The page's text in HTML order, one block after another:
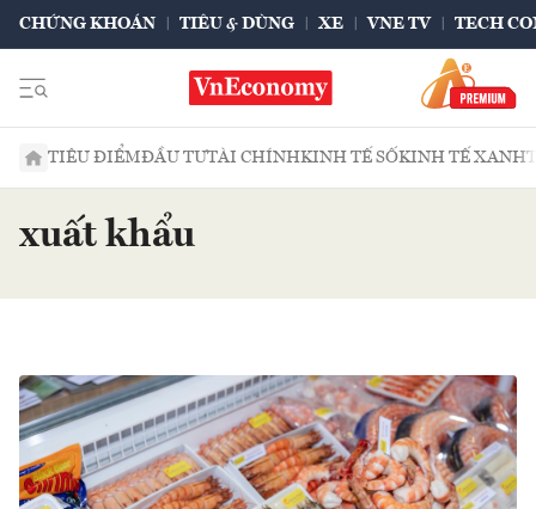
CHỨNG KHOÁN TIÊU & DÙNG XE VNE TV TECH
TIÊU ĐIỂMĐẦU TƯTÀI CHÍNHKINH TẾ SỐKINH TẾ XANH
xuất khẩu